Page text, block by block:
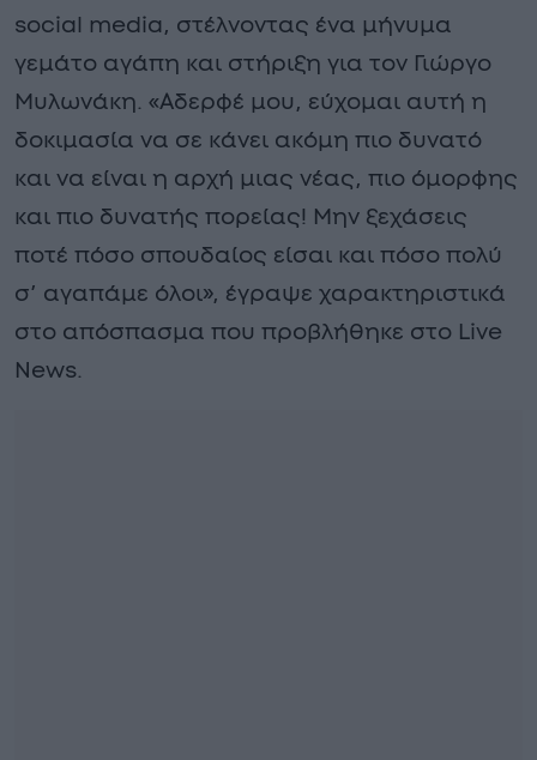
social media, στέλνοντας ένα μήνυμα
γεμάτο αγάπη και στήριξη για τον Γιώργο
Μυλωνάκη. «Αδερφέ μου, εύχομαι αυτή η
δοκιμασία να σε κάνει ακόμη πιο δυνατό
και να είναι η αρχή μιας νέας, πιο όμορφης
και πιο δυνατής πορείας! Μην ξεχάσεις
ποτέ πόσο σπουδαίος είσαι και πόσο πολύ
σ’ αγαπάμε όλοι», έγραψε χαρακτηριστικά
στο απόσπασμα που προβλήθηκε στο Live
News.